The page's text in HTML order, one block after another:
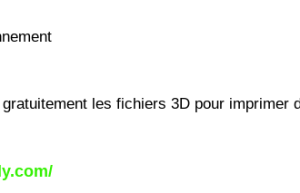
les fichiers 3D pour imprimer